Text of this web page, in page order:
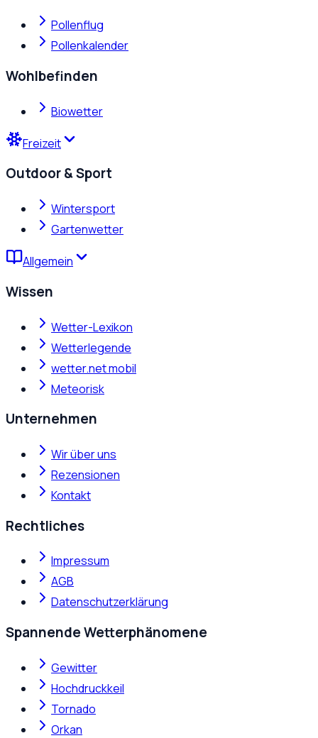
Pollenflug
Pollenkalender
Wohlbefinden
Biowetter
Freizeit
Outdoor & Sport
Wintersport
Gartenwetter
Allgemein
Wissen
Wetter-Lexikon
Wetterlegende
wetter.net mobil
Meteorisk
Unternehmen
Wir über uns
Rezensionen
Kontakt
Rechtliches
Impressum
AGB
Datenschutzerklärung
Spannende Wetterphänomene
Gewitter
Hochdruckkeil
Tornado
Orkan